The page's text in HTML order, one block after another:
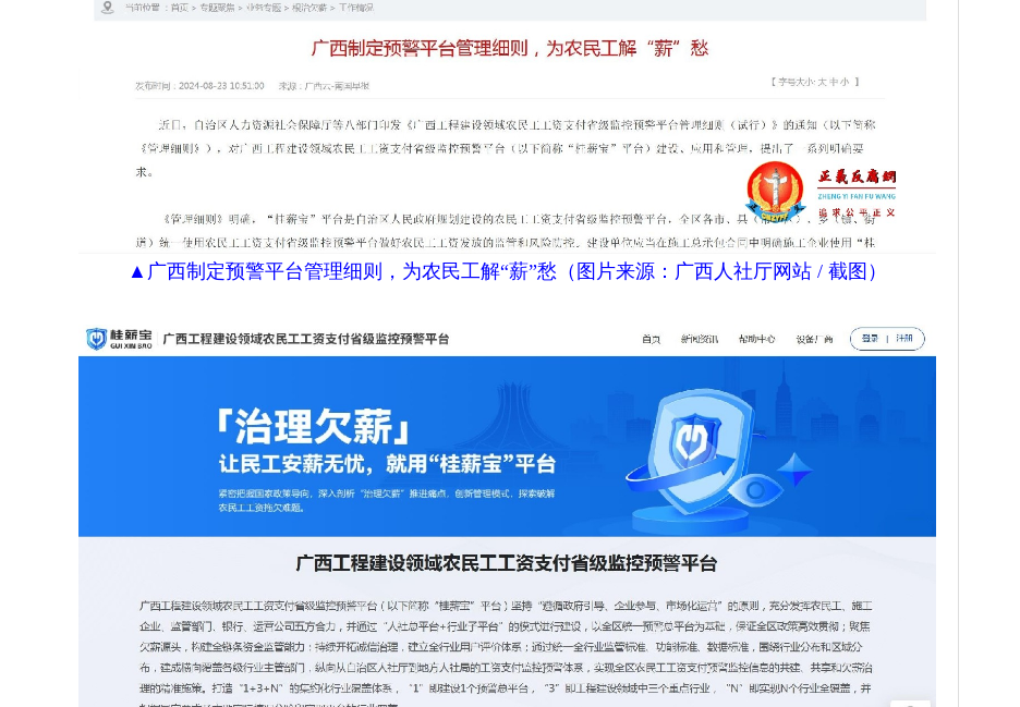
▲广西制定预警平台管理细则，为农民工解“薪”愁（图片来源：广西人社厅网站 / 截图）